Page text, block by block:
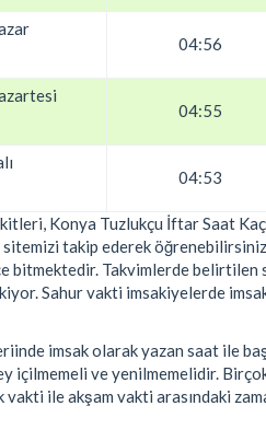
04:56
04:55
04:53
Konya Tuzlukçu İftar Saat
sitemizi takip ederek
bitmektedir. Takvimlerde
Sahur vakti imsakiyelerde
imsak olarak yazan saat ile
içilmemeli ve yenilmemelidir.
vakti ile akşam vakti arasındaki